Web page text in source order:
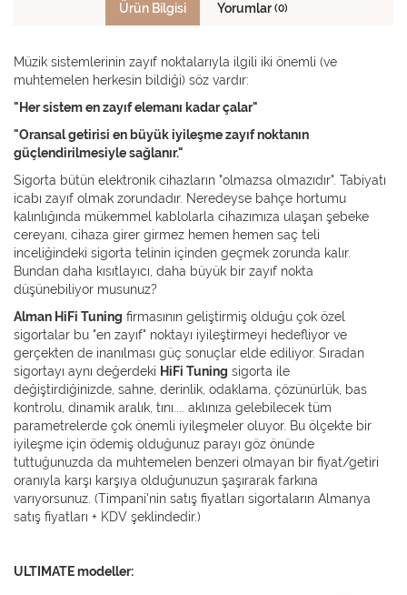
Ürün Bilgisi Yorumlar (0)
Müzik sistemlerinin zayıf noktalarıyla ilgili iki önemli (ve
muhtemelen herkesin bildiği) söz vardır:
"Her sistem en zayıf elemanı kadar çalar"
"Oransal getirisi en büyük iyileşme zayıf noktanın
güçlendirilmesiyle sağlanır."
Sigorta bütün elektronik cihazların "olmazsa olmazıdır". Tabiyatı
icabı zayıf olmak zorundadır. Neredeyse bahçe hortumu
kalınlığında mükemmel kablolarla cihazımıza ulaşan şebeke
cereyanı, cihaza girer girmez hemen hemen saç teli
inceliğindeki sigorta telinin içinden geçmek zorunda kalır.
Bundan daha kısıtlayıcı, daha büyük bir zayıf nokta
düşünebiliyor musunuz?
Alman HiFi Tuning firmasının geliştirmiş olduğu çok özel
sigortalar bu "en zayıf" noktayı iyileştirmeyi hedefliyor ve
gerçekten de inanılması güç sonuçlar elde ediliyor. Sıradan
sigortayı aynı değerdeki HiFi Tuning sigorta ile
değiştirdiğinizde, sahne, derinlik, odaklama, çözünürlük, bas
kontrolu, dinamik aralık, tını.... aklınıza gelebilecek tüm
parametrelerde çok önemli iyileşmeler oluyor. Bu ölçekte bir
iyileşme için ödemiş olduğunuz parayı göz önünde
tuttuğunuzda da muhtemelen benzeri olmayan bir fiyat/getiri
oranıyla karşı karşıya olduğunuzun şaşırarak farkına
varıyorsunuz. (Timpani'nin satış fiyatları sigortaların Almanya
satış fiyatları + KDV şeklindedir.)
ULTIMATE modeller: